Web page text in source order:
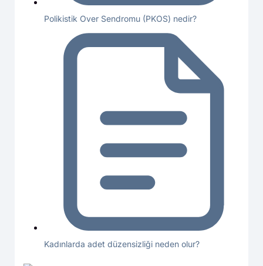
Polikistik Over Sendromu (PKOS) nedir?
Kadınlarda adet düzensizliği neden olur?